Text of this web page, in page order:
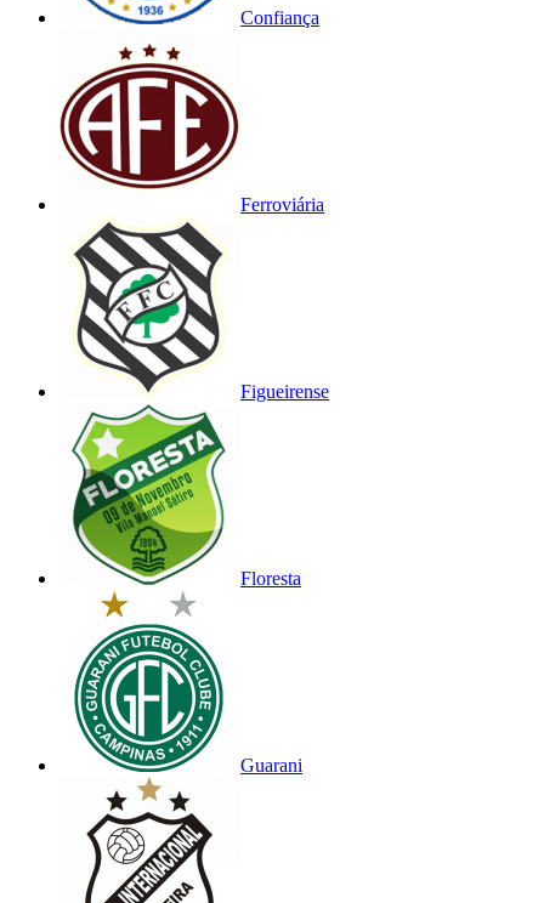
Confiança
Ferroviária
Figueirense
Floresta
Guarani